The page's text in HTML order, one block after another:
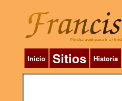
Inicio Sitios Historia